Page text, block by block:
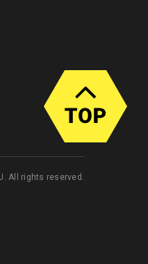
All rights reserved.